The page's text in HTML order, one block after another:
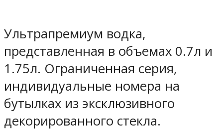
Ультрапремиум водка,
представленная в объемах 0.7л и
1.75л. Ограниченная серия,
индивидуальные номера на
бутылках из эксклюзивного
декорированного стекла.